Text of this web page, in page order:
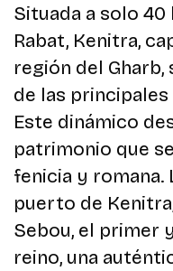
Situada a solo
Rabat, Kenitra,
región del
de las
Este dinámico
patrimonio que
fenicia y romana.
puerto de
Sebou, el primer
reino, una